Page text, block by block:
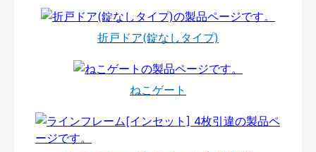
折戸ドア(錠なしタイプ)
ねこゲート